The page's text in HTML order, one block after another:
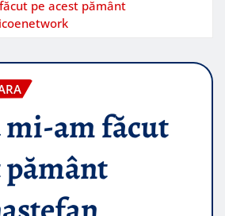
pe acest pământ
am făcut
pământ